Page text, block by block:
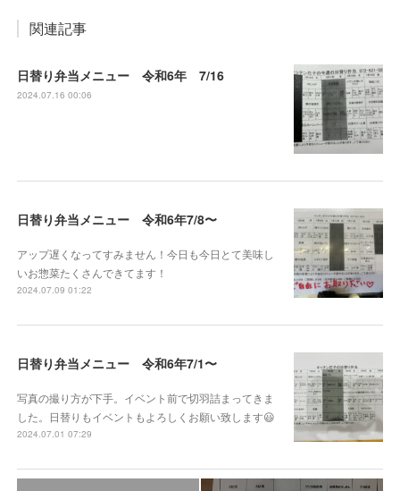
関連記事
日替り弁当メニュー 令和6年 7/16
2024.07.16 00:06
日替り弁当メニュー 令和6年7/8〜
アップ遅くなってすみません！今日も今日とて美味し
いお惣菜たくさんできてます！
2024.07.09 01:22
日替り弁当メニュー 令和6年7/1〜
写真の撮り方が下手。イベント前で切羽詰まってきま
した。日替りもイベントもよろしくお願い致します😃
2024.07.01 07:29